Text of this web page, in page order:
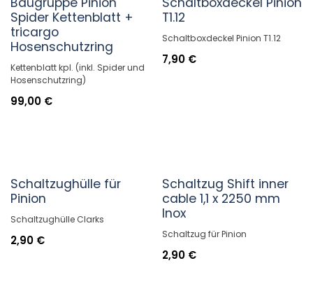
Spider Kettenblatt +
tricargo
Hosenschutzring
Kettenblatt kpl. (inkl. Spider und
Hosenschutzring)
99,00 €
T1.12
Schaltboxdeckel Pinion T1.12
7,90€
Schaltzughülle für
Pinion
Schaltzughülle Clarks
2,90 €
Schaltzug Shift inner
cable 1,1 x 2250 mm
Inox
Schaltzug für Pinion
2,90€